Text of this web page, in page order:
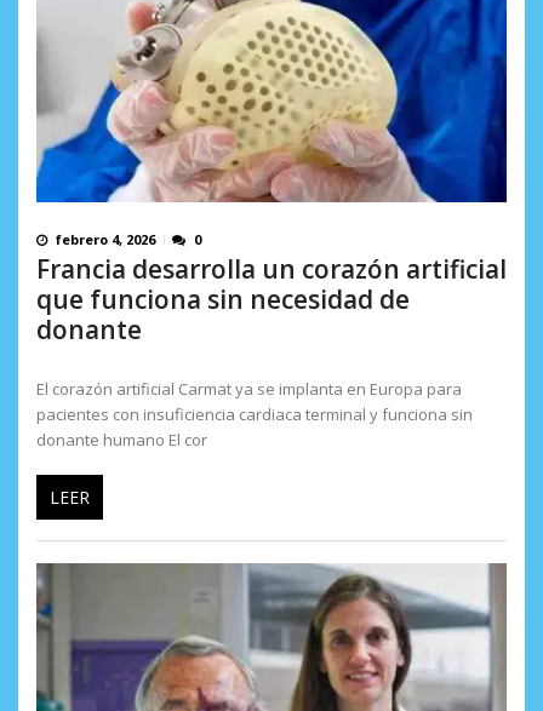
febrero 4, 2026 0
Francia desarrolla un corazón artificial
que funciona sin necesidad de
donante
El corazón artificial Carmat ya se implanta en Europa para
pacientes con insuficiencia cardiaca terminal y funciona sin
donante humano El cor
LEER